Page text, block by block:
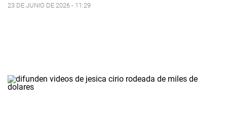
23 DE JUNIO DE 2026 - 11:29